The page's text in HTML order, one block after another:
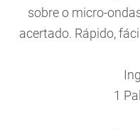
sobre o micro-
acertado. Rápido,
1